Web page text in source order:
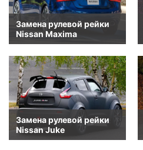
Замена рулевой рейки
Nissan Maxima
Замена рулевой рейки
Nissan Juke